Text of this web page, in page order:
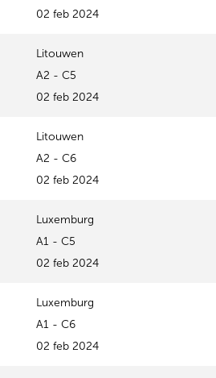
02 feb 2024
Litouwen
A2 - C5
02 feb 2024
Litouwen
A2 - C6
02 feb 2024
Luxemburg
A1 - C5
02 feb 2024
Luxemburg
A1 - C6
02 feb 2024